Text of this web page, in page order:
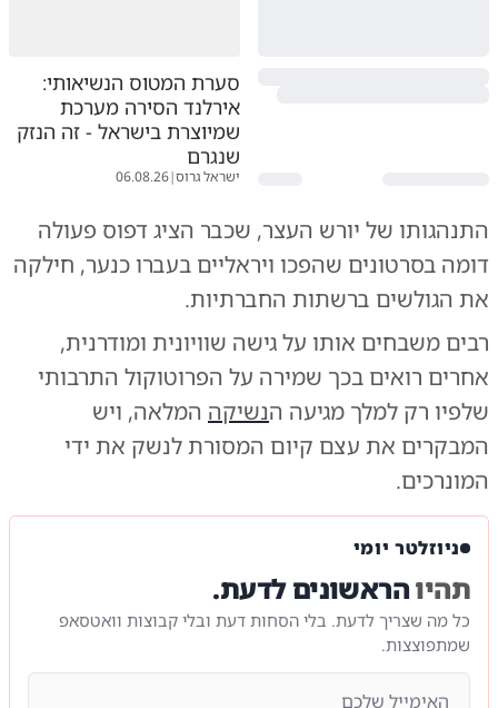
סערת המטוס הנשיאותי:
אירלנד הסירה מערכת
שמיוצרת בישראל - זה הנזק
שנגרם
ישראל גרוס|
06.08.26
​התנהגותו של יורש העצר, שכבר הציג דפוס פעולה
דומה בסרטונים שהפכו ויראליים בעברו כנער, חילקה
את הגולשים ברשתות החברתיות.
רבים משבחים אותו על גישה שוויונית ומודרנית,
אחרים רואים בכך שמירה על הפרוטוקול התרבותי
שלפיו רק למלך מגיעה הנשיקה המלאה, ויש
המבקרים את עצם קיום המסורת לנשק את ידי
המונרכים.
ניוזלטר יומי
תהיוהראשונים לדעת.
כל מה שצריך לדעת. בלי הסחות דעת ובלי קבוצות וואטסאפ
שמתפוצצות.